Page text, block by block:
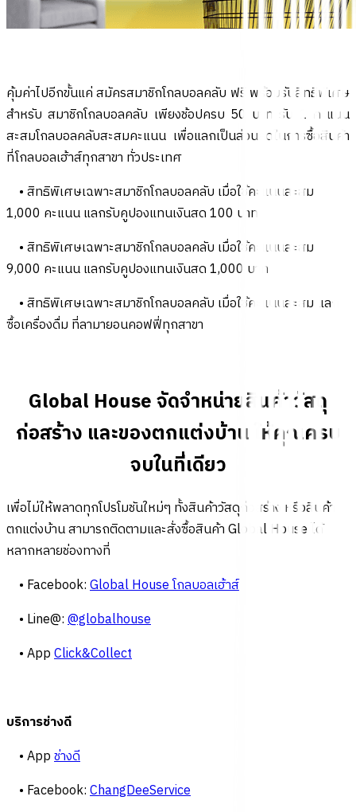
คุ้มค่าไปอีกขั้นแค่ สมัครสมาชิกโกลบอลคลับ ฟรี พร้อมรับสิทธิพิเศษ
สำหรับ สมาชิกโกลบอลคลับ เพียงช้อปครบ 50 บาท รับ 1 คะแนน
สะสมโกลบอลคลับสะสมคะแนน เพื่อแลกเป็นส่วนลดในการซื้อสินค้า
ที่โกลบอลเฮ้าส์ทุกสาขา ทั่วประเทศ
• สิทธิพิเศษเฉพาะสมาชิกโกลบอลคลับ เมื่อใช้คะแนนสะสม
1,000 คะแนน แลกรับคูปองแทนเงินสด 100 บาท
• สิทธิพิเศษเฉพาะสมาชิกโกลบอลคลับ เมื่อใช้คะแนนสะสม
9,000 คะแนน แลกรับคูปองแทนเงินสด 1,000 บาท
• สิทธิพิเศษเฉพาะสมาชิกโกลบอลคลับ เมื่อใช้คะแนนสะสม แลก
ซื้อเครื่องดื่ม ที่ลามายอนคอฟฟี่ทุกสาขา
Global House จัดจำหน่ายสินค้าวัสดุ
ก่อสร้าง และของตกแต่งบ้าน ให้คุณครบ
จบในที่เดียว
เพื่อไม่ให้พลาดทุกโปรโมชันใหม่ๆ ทั้งสินค้าวัสดุก่อสร้าง หรือสินค้า
ตกแต่งบ้าน สามารถติดตามและสั่งซื้อสินค้า Global House ได้
หลากหลายช่องทางที่
• Facebook:Global House โกลบอลเฮ้าส์
• Line@:@globalhouse
• AppClick&Collect
บริการช่างดี
• Appช่างดี
• Facebook:ChangDeeService